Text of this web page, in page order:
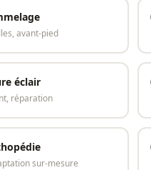
avant-pied
éclair
réparation
sur-mesure